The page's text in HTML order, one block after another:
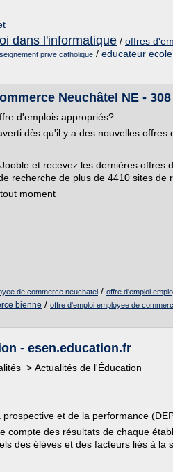
dans l'informatique / offres
prive catholique / educateur
Neuchâtel NE -
d'emplois appropriés?
dès qu'il y a des nouvelles offres
et recevez les dernières offres
recherche de plus de 4410 sites de
moment
de commerce neuchatel / offre d'emploi
bienne / offre d'emploi employee de
- esen.education.fr
> Actualités de l'Éducation
et de la performance
compte des résultats de chaque
des élèves et des facteurs liés à la